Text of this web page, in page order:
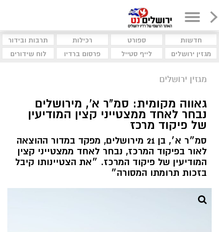
חדשות ספורט רכילות
תרבות ובידור
מגזין ירושלים
לייף סטייל פרסום ברדיו לוח שידורים
מגזין ירושלים
גאווה מקומית: סמ"ר א', מירושלים
נבחר לאחד ממצטייני קצין המודיעין
של פיקוד מרכז
סמ״ר א׳, בן 21 מירושלים, מפקד במדור ההוצאה
לאור בפיקוד המרכז, נבחר לאחד ממצטייני קצין
המודיעין של פיקוד המרכז. ״את הצטיינותו קיבל
בזכות תרומתו המסורה״